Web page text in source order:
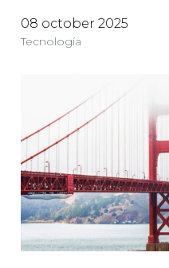
08 october 2025
Tecnología